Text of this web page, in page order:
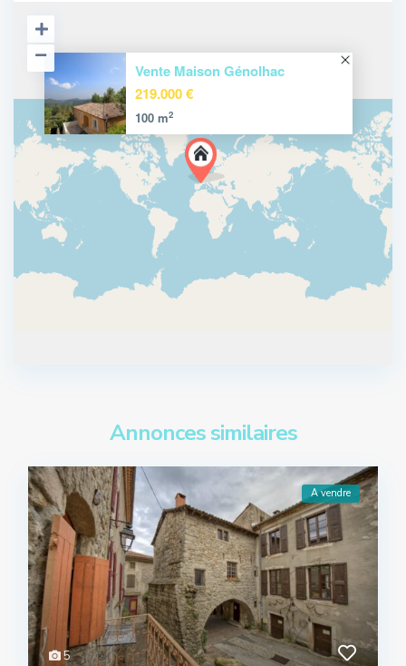
Vente Maison Génolhac
219.000 €
100 m2
Annonces similaires
5
A vendre